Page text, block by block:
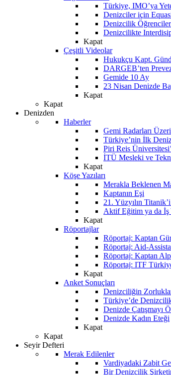
Türkiye, IMO’ya
Denizciler için
Denizcilik
Denizcilikte
Kapat
Çeşitli Videolar
Hukukçu Kapt.
DARGEB’ten
Gemide 10 Ay
23 Nisan Denizde
Kapat
Kapat
Denizden
Haberler
Gemi Radarları
Türkiye’nin İlk
Piri Reis
İTÜ Mesleki ve
Kapat
Köşe Yazıları
Merakla Beklenen
Kaptanın Eşi
21. Yüzyılın
Aktif Eğitim ya da
Kapat
Röportajlar
Röportaj: Kaptan
Röportaj: Aid-
Röportaj: Kaptan
Röportaj: ITF
Kapat
Anket Sonuçları
Denizciliğin
Türkiye’de
Denizde Çatışmayı
Denizde Kadın Eteği
Kapat
Kapat
Seyir Defteri
Merak Edilenler
Vardiyadaki Zabit
Bir Denizcilik